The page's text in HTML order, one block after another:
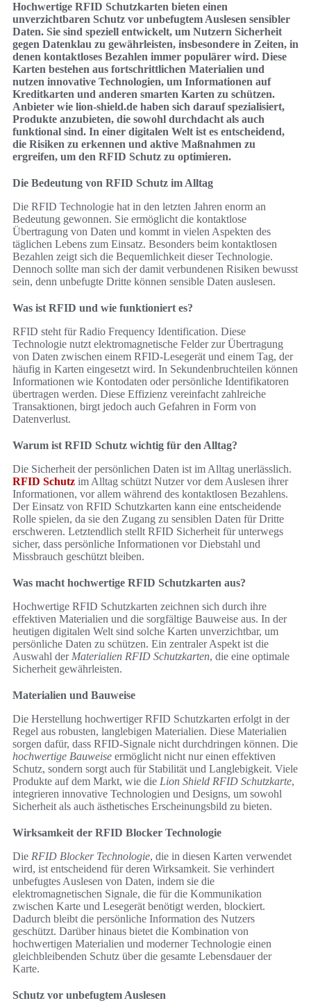
Hochwertige RFID Schutzkarten bieten einen
unverzichtbaren Schutz vor unbefugtem Auslesen sensibler
Daten. Sie sind speziell entwickelt, um Nutzern Sicherheit
gegen Datenklau zu gewährleisten, insbesondere in Zeiten, in
denen kontaktloses Bezahlen immer populärer wird. Diese
Karten bestehen aus fortschrittlichen Materialien und
nutzen innovative Technologien, um Informationen auf
Kreditkarten und anderen smarten Karten zu schützen.
Anbieter wie lion-shield.de haben sich darauf spezialisiert,
Produkte anzubieten, die sowohl durchdacht als auch
funktional sind. In einer digitalen Welt ist es entscheidend,
die Risiken zu erkennen und aktive Maßnahmen zu
ergreifen, um den RFID Schutz zu optimieren.
Die Bedeutung von RFID Schutz im Alltag
Die RFID Technologie hat in den letzten Jahren enorm an
Bedeutung gewonnen. Sie ermöglicht die kontaktlose
Übertragung von Daten und kommt in vielen Aspekten des
täglichen Lebens zum Einsatz. Besonders beim kontaktlosen
Bezahlen zeigt sich die Bequemlichkeit dieser Technologie.
Dennoch sollte man sich der damit verbundenen Risiken bewusst
sein, denn unbefugte Dritte können sensible Daten auslesen.
Was ist RFID und wie funktioniert es?
RFID steht für Radio Frequency Identification. Diese
Technologie nutzt elektromagnetische Felder zur Übertragung
von Daten zwischen einem RFID-Lesegerät und einem Tag, der
häufig in Karten eingesetzt wird. In Sekundenbruchteilen können
Informationen wie Kontodaten oder persönliche Identifikatoren
übertragen werden. Diese Effizienz vereinfacht zahlreiche
Transaktionen, birgt jedoch auch Gefahren in Form von
Datenverlust.
Warum ist RFID Schutz wichtig für den Alltag?
Die Sicherheit der persönlichen Daten ist im Alltag unerlässlich.
RFID Schutz im Alltag schützt Nutzer vor dem Auslesen ihrer
Informationen, vor allem während des kontaktlosen Bezahlens.
Der Einsatz von RFID Schutzkarten kann eine entscheidende
Rolle spielen, da sie den Zugang zu sensiblen Daten für Dritte
erschweren. Letztendlich stellt RFID Sicherheit für unterwegs
sicher, dass persönliche Informationen vor Diebstahl und
Missbrauch geschützt bleiben.
Was macht hochwertige RFID Schutzkarten aus?
Hochwertige RFID Schutzkarten zeichnen sich durch ihre
effektiven Materialien und die sorgfältige Bauweise aus. In der
heutigen digitalen Welt sind solche Karten unverzichtbar, um
persönliche Daten zu schützen. Ein zentraler Aspekt ist die
Auswahl der Materialien RFID Schutzkarten, die eine optimale
Sicherheit gewährleisten.
Materialien und Bauweise
Die Herstellung hochwertiger RFID Schutzkarten erfolgt in der
Regel aus robusten, langlebigen Materialien. Diese Materialien
sorgen dafür, dass RFID-Signale nicht durchdringen können. Die
hochwertige Bauweise ermöglicht nicht nur einen effektiven
Schutz, sondern sorgt auch für Stabilität und Langlebigkeit. Viele
Produkte auf dem Markt, wie die Lion Shield RFID Schutzkarte,
integrieren innovative Technologien und Designs, um sowohl
Sicherheit als auch ästhetisches Erscheinungsbild zu bieten.
Wirksamkeit der RFID Blocker Technologie
Die RFID Blocker Technologie, die in diesen Karten verwendet
wird, ist entscheidend für deren Wirksamkeit. Sie verhindert
unbefugtes Auslesen von Daten, indem sie die
elektromagnetischen Signale, die für die Kommunikation
zwischen Karte und Lesegerät benötigt werden, blockiert.
Dadurch bleibt die persönliche Information des Nutzers
geschützt. Darüber hinaus bietet die Kombination von
hochwertigen Materialien und moderner Technologie einen
gleichbleibenden Schutz über die gesamte Lebensdauer der
Karte.
Schutz vor unbefugtem Auslesen